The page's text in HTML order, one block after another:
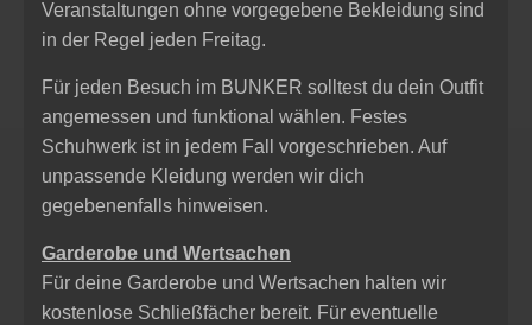
Veranstaltungen ohne vorgegebene Bekleidung sind
in der Regel jeden Freitag.
Für jeden Besuch im BUNKER solltest du dein Outfit
angemessen und funktional wählen. Festes
Schuhwerk ist in jedem Fall vorgeschrieben. Auf
unpassende Kleidung werden wir dich
gegebenenfalls hinweisen.
Garderobe und Wertsachen
Für deine Garderobe und Wertsachen halten wir
kostenlose Schließfächer bereit. Für eventuelle